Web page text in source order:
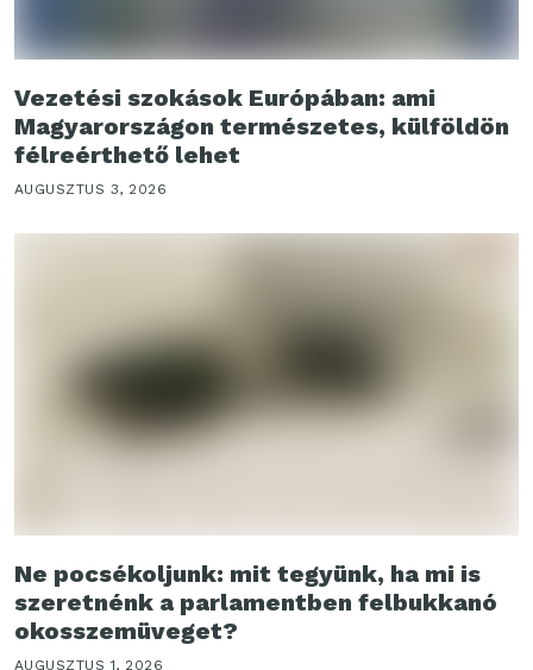
Vezetési szokások Európában: ami
Magyarországon természetes, külföldön
félreérthető lehet
AUGUSZTUS 3, 2026
Ne pocsékoljunk: mit tegyünk, ha mi is
szeretnénk a parlamentben felbukkanó
okosszemüveget?
AUGUSZTUS 1, 2026